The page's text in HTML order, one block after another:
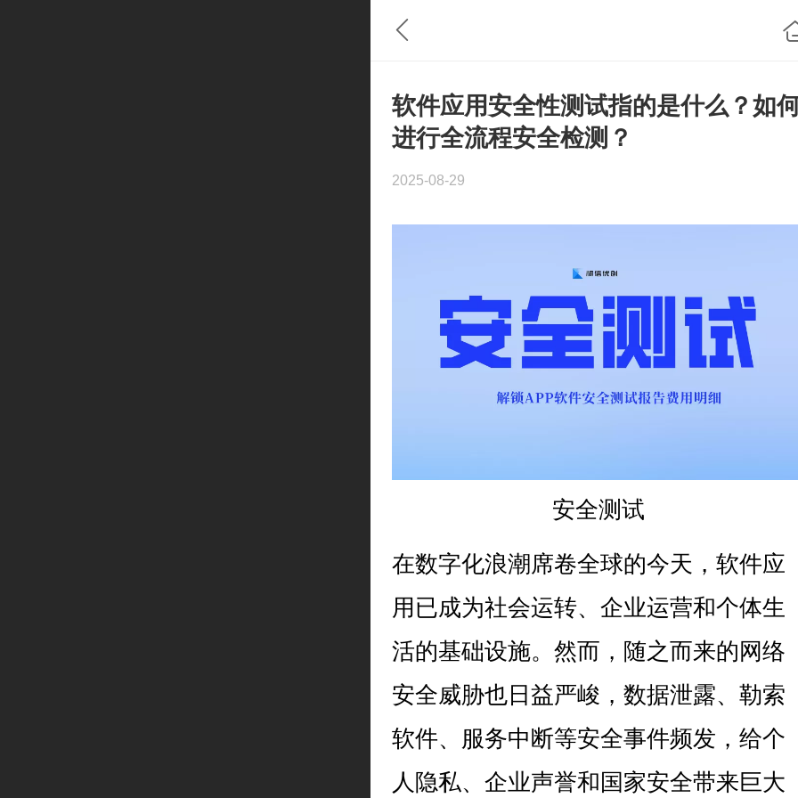
软件应用安全性测试指的是什么？如
进行全流程安全检测？
2025-08-29
安全测试
在数字化浪潮席卷全球的今天，软件应
用已成为社会运转、企业运营和个体生
活的基础设施。然而，随之而来的网络
安全威胁也日益严峻，数据泄露、勒索
软件、服务中断等安全事件频发，给个
人隐私、企业声誉和国家安全带来巨大